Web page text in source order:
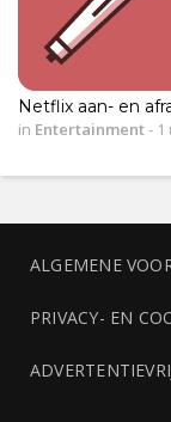
Netflix aan- en
in Entertainment-
ALGEMENE
PRIVACY- EN